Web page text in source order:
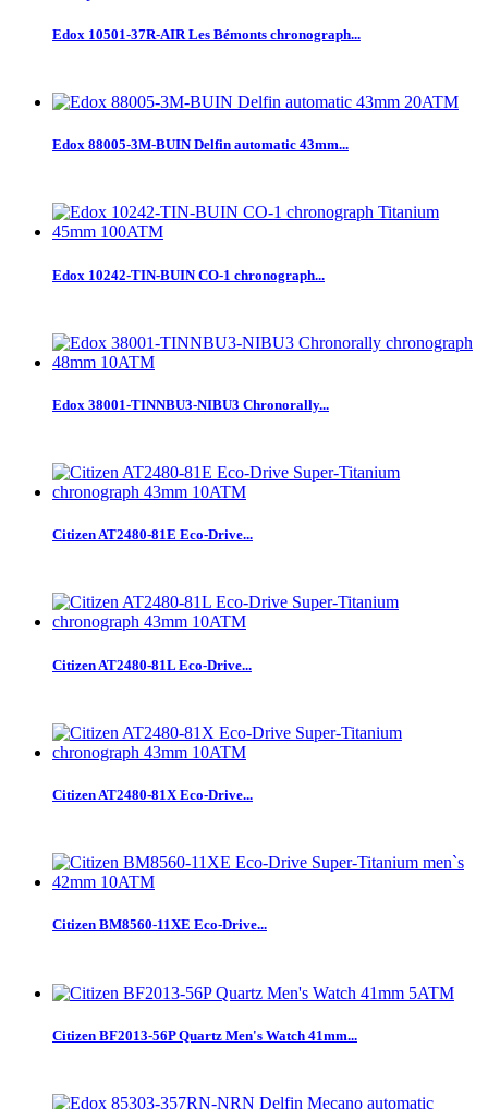
Edox 10501-37R-AIR Les Bémonts chronograph...
Edox 88005-3M-BUIN Delfin automatic 43mm...
Edox 10242-TIN-BUIN CO-1 chronograph...
Edox 38001-TINNBU3-NIBU3 Chronorally...
Citizen AT2480-81E Eco-Drive...
Citizen AT2480-81L Eco-Drive...
Citizen AT2480-81X Eco-Drive...
Citizen BM8560-11XE Eco-Drive...
Citizen BF2013-56P Quartz Men's Watch 41mm...